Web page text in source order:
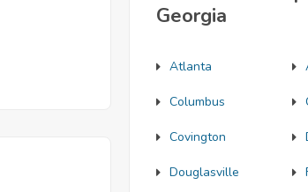
Georgia
Atlanta
Columbus
Covington
Douglasville